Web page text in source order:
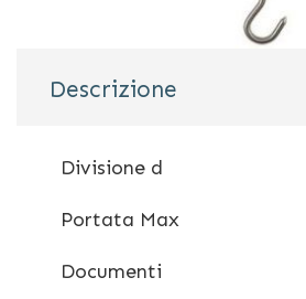
all'inizio
della
immagini
Descrizione
Divisione d
Portata Max
Documenti